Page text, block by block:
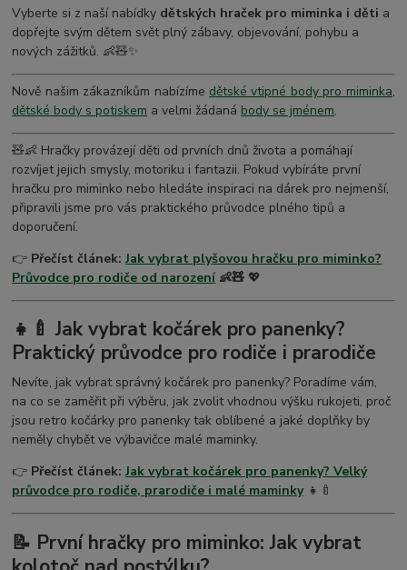
Vyberte si z naší nabídky dětských hraček pro miminka i děti a
dopřejte svým dětem svět plný zábavy, objevování, pohybu a
nových zážitků. 👶🧸✨
Nově našim zákazníkům nabízíme dětské vtipné body pro miminka,
dětské body s potiskem a velmi žádaná body se jménem.
🧸👶 Hračky provázejí děti od prvních dnů života a pomáhají
rozvíjet jejich smysly, motoriku i fantazii. Pokud vybíráte první
hračku pro miminko nebo hledáte inspiraci na dárek pro nejmenší,
připravili jsme pro vás praktického průvodce plného tipů a
doporučení.
👉 Přečíst článek:Jak vybrat plyšovou hračku pro miminko?
Průvodce pro rodiče od narození 👶🧸 💖
👧🍼 Jak vybrat kočárek pro panenky?
Praktický průvodce pro rodiče i prarodiče
Nevíte, jak vybrat správný kočárek pro panenky? Poradíme vám,
na co se zaměřit při výběru, jak zvolit vhodnou výšku rukojeti, proč
jsou retro kočárky pro panenky tak oblíbené a jaké doplňky by
neměly chybět ve výbavičce malé maminky.
👉 Přečíst článek:Jak vybrat kočárek pro panenky? Velký
průvodce pro rodiče, prarodiče i malé maminky👧🍼
📝 První hračky pro miminko: Jak vybrat